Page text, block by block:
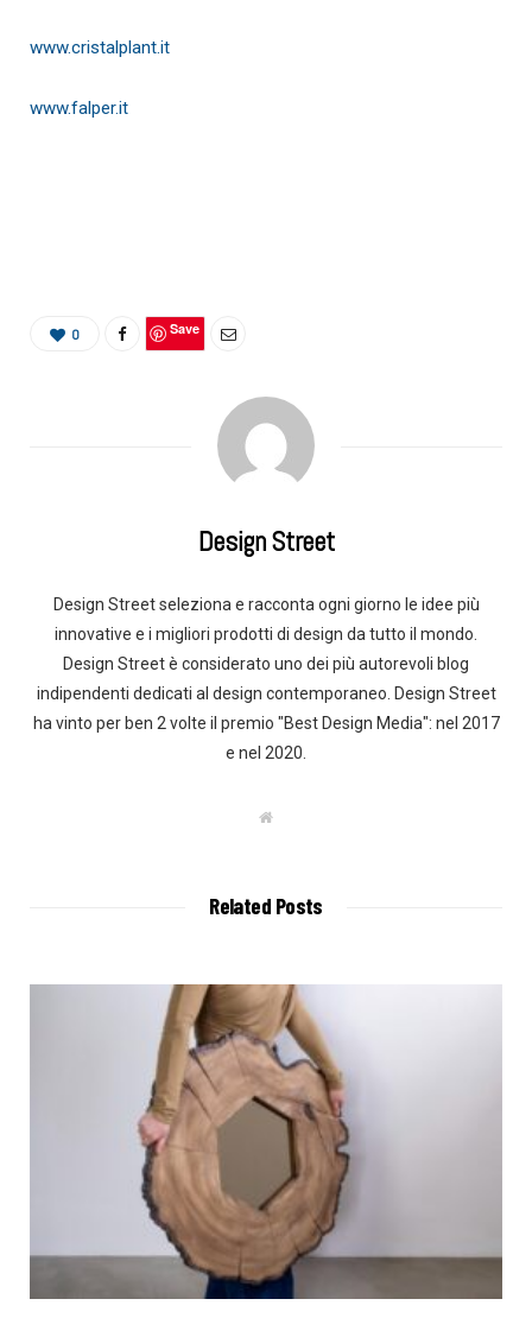
www.cristalplant.it
www.falper.it
0 Save
Design Street
Design Street seleziona e racconta ogni giorno le idee più
innovative e i migliori prodotti di design da tutto il mondo.
Design Street è considerato uno dei più autorevoli blog
indipendenti dedicati al design contemporaneo. Design Street
ha vinto per ben 2 volte il premio "Best Design Media": nel 2017
e nel 2020.
W
Related Posts